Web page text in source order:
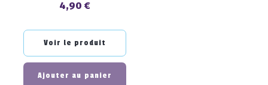
Prix
4,90 €
Voir le produit
Ajouter au panier